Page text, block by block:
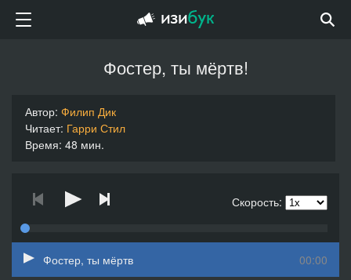
Фостер, ты мёртв!
Автор: Филип Дик
Читает: Гарри Стил
Время: 48 мин.
Скорость:
00:00
Фостер, ты мёртв